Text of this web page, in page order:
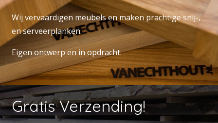
Wij vervaardigen meubels en maken prachtige snij-,
en serveerplanken.
Eigen ontwerp en in opdracht.
Gratis Verzending!